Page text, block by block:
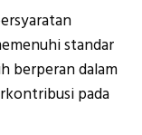
standar
berperan dalam
pada